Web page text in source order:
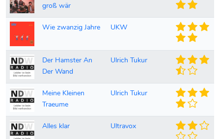
groß wär
Wie zwanzig Jahre UKW
Der Hamster An
Der Wand
Ulrich Tukur
Meine Kleinen
Traeume
Ulrich Tukur
Alles klar Ultravox